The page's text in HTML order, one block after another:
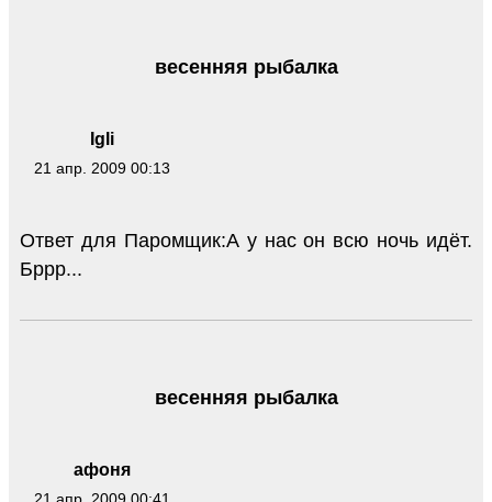
Igli
21 апр. 2009 00:13
весенняя рыбалка
Ответ для Паромщик:А у нас он всю ночь идёт.
Бррр...
афоня
весенняя рыбалка